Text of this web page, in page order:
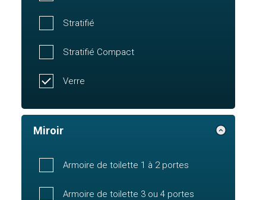
Stratifié
Stratifié Compact
Verre
Miroir
Armoire de toilette 1 à 2 portes
Armoire de toilette 3 ou 4 portes